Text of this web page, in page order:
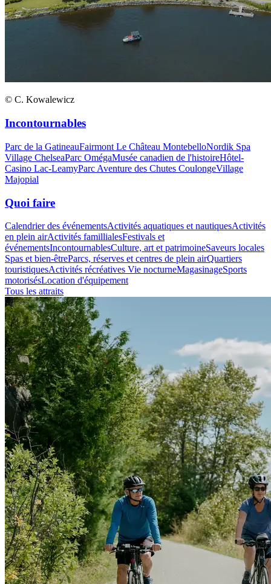
© C. Kowalewicz
Incontournables
Parc de la GatineauFairmont Le Château MontebelloNordik Spa
Village ChelseaParc OmégaMusée canadien de l'histoireHôtel-
Casino Lac-LeamyParc Aventure des Chutes CoulongeVillage
Majopial
Quoi faire
Calendrier des événementsActivités aquatiques et nautiquesActivités
en plein airActivités famillialesFestivals et
événementsIncontournablesCulture, art et patrimoineSaveurs locales
Spas et bien-êtreParcs, réserves et centres de plein airQuartiers
touristiquesActivités récréatives Vie nocturneMagasinageSports
motorisésLocation d'équipement
Tous les attraits